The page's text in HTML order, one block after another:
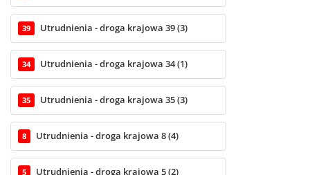
39 Utrudnienia - droga krajowa 39 (3)
34 Utrudnienia - droga krajowa 34 (1)
35 Utrudnienia - droga krajowa 35 (3)
8 Utrudnienia - droga krajowa 8 (4)
5 Utrudnienia - droga krajowa 5 (2)